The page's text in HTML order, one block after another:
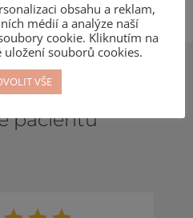
pacientů
obsahu a reklam,
médií a analýze naší
cookie. Kliknutím na
uložení souborů cookies.
VŠE